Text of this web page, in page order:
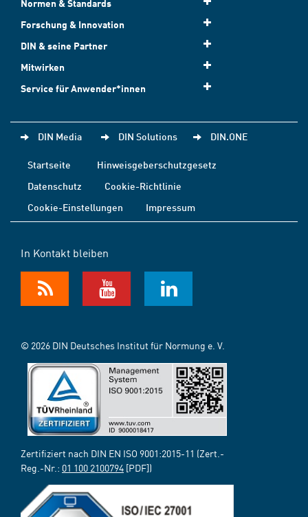
Normen & Standards
Forschung & Innovation
DIN & seine Partner
Mitwirken
Service für Anwender*innen
DIN Media DIN Solutions DIN.ONE
Startseite
Hinweisgeberschutzgesetz
Datenschutz
Cookie-Richtlinie
Cookie-Einstellungen
Impressum
In Kontakt bleiben
© 2026 DIN Deutsches Institut für Normung e. V.
Zertifiziert nach DIN EN ISO 9001:2015-11 (Zert.-
Reg.-Nr.: 01 100 2100794 [PDF])